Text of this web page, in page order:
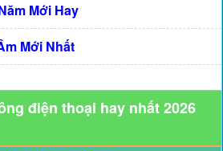
Mới Hay
Mới Nhất
điện thoại hay nhất 2026